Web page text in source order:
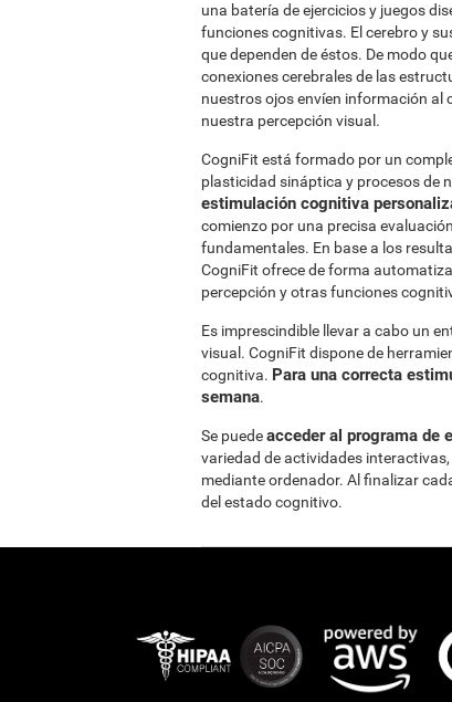
una batería de ejercicios y juegos
funciones cognitivas. El cerebro y
que dependen de éstos. De modo
conexiones cerebrales de las
nuestros ojos envíen información al
nuestra percepción visual.
CogniFit está formado por un
plasticidad sináptica y procesos de
estimulación cognitiva
comienzo por una precisa
fundamentales. En base a los
CogniFit ofrece de forma
percepción y otras funciones
Es imprescindible llevar a cabo un
visual. CogniFit dispone de
cognitiva. Para una correcta
semana.
Se puedeacceder al programa de
variedad de actividades
mediante ordenador. Al finalizar
del estado cognitivo.